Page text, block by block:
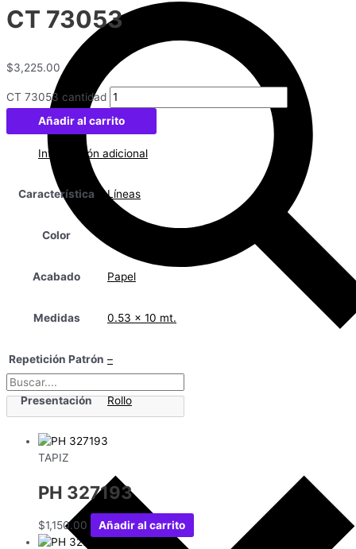
CT 73053
$3,225.00
CT 73053 cantidad
Añadir al carrito
Información adicional
Característica Líneas
Color
Acabado Papel
Medidas 0.53 x 10 mt.
Repetición Patrón –
Presentación Rollo
TAPIZ
PH 327193
$1,150.00 Añadir al carrito